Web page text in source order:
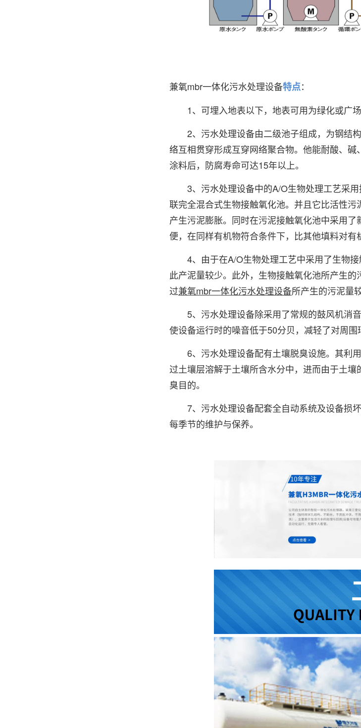
兼氧mbr一体化污水处理设备特点：
1、可埋入地表以下，地表可用为绿化或广场
2、污水处理设备由二级池子组成，为钢结构
络互相贯穿形成互穿网络聚合物。他能耐酸、
涂料后，防腐寿命可达15年以上。
3、污水处理设备中的A/O生物处理工艺采用
联完全混合式生物接触氧化池。并且它比活性
产生污泥膨胀。同时在污泥接触氧化池中采用
便，在同样有机物符合条件下，比其他填料对有
4、由于在A/O生物处理工艺中采用了生物接
此产泥量较少。此外，生物接触氧化池所产生
过兼氧mbr一体化污水处理设备所产生的污泥量
5、污水处理设备除采用了常规的鼓风机消音
使设备运行时的噪音低于50分贝，减轻了对周围
6、污水处理设备配有土壤脱臭设施。其利用
过土壤层溶解于土壤所含水分中，进而由于土
臭目的。
7、污水处理设备配套全自动系统及设备损
每季节的维护与保养。